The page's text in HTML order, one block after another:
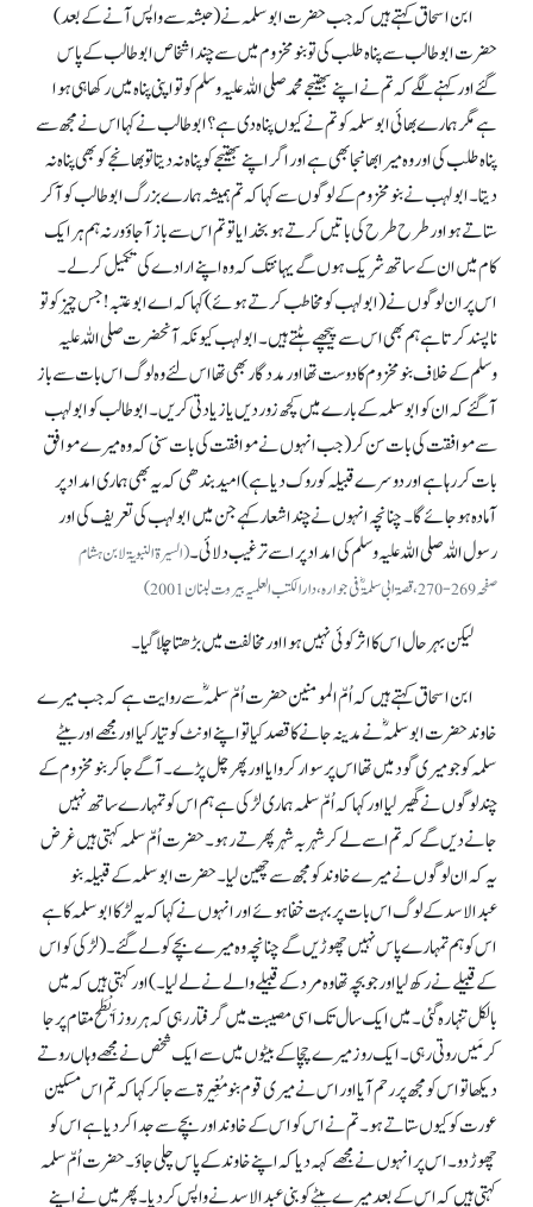
ابن اسحاق کہتے ہیں کہ جب حضرت ابوسلمہ نے (حبشہ سے واپس آنے کے بعد)
حضرت ابوطالب سے پناہ طلب کی تو بنو مخزوم میں سے چند اشخاص ابوطالب کے پاس
گئے اور کہنے لگے کہ تم نے اپنے بھتیجے محمد صلی اللہ علیہ وسلم کو تو اپنی پناہ میں رکھا ہی ہوا
ہے مگر ہمارے بھائی ابوسلمہ کو تم نے کیوں پناہ دی ہے؟ ابوطالب نے کہا اس نے مجھ سے
پناہ طلب کی اور وہ میرا بھانجا بھی ہے اور اگر اپنے بھتیجے کو پناہ نہ دیتا تو بھانجے کو بھی پناہ نہ
دیتا۔ ابولہب نے بنو مخزوم کے لوگوں سے کہا کہ تم ہمیشہ ہمارے بزرگ ابوطالب کو آ کر
ستاتے ہو اور طرح طرح کی باتیں کرتے ہو بخدا یا تو تم اس سے باز آ جاؤ ورنہ ہم ہر ایک
کام میں ان کے ساتھ شریک ہوں گے یہانتک کہ وہ اپنے ارادے کی تکمیل کر لے۔
اس پر ان لوگوں نے (ابولہب کو مخاطب کرتے ہوئے) کہا کہ اے ابوعتبہ! جس چیز کو تو
ناپسند کرتا ہے ہم بھی اس سے پیچھے ہٹتے ہیں۔ ابولہب کیونکہ آنحضرت صلی اللہ علیہ
وسلم کے خلاف بنو مخزوم کا دوست تھا اور مددگار بھی تھا اس لئے وہ لوگ اس بات سے باز
آ گئے کہ ان کو ابوسلمہ کے بارے میں کچھ زور دیں یا زیادتی کریں۔ ابوطالب کو ابو لہب
سے موافقت کی بات سن کر (جب انہوں نے موافقت کی بات سنی کہ وہ میرے موافق
بات کر رہا ہے اور دوسرے قبیلہ کو روک دیا ہے) امید بندھی کہ یہ بھی ہماری امداد پر
آمادہ ہو جائے گا۔ چنانچہ انہوں نے چند اشعار کہے جن میں ابولہب کی تعریف کی اور
رسول اللہ صلی اللہ علیہ وسلم کی امداد پر اسے ترغیب دلائی۔(السیرۃ النبویۃ لابن ہشام
صفحہ 269-270، قصۃابی سلمۃؓ فی جوارہ، دارالکتب العلمیہ بیروت لبنان2001)
لیکن بہرحال اس کا اثر کوئی نہیں ہوا اور مخالفت میں بڑھتا چلا گیا۔
ابن اسحاق کہتے ہیں کہ اُمّ المومنین حضرت اُمّ سلمہؓ سے روایت ہے کہ جب میرے
خاوند حضرت ابوسلمہؓ نے مدینہ جانے کا قصد کیا تو اپنے اونٹ کو تیار کیا اور مجھے اور بیٹے
سلمہ کو جو میری گود میں تھا اس پر سوار کروایا اور پھر چل پڑے۔ آگے جا کر بنو مخزوم کے
چند لوگوں نے گھیر لیا اور کہا کہ اُمّ سلمہ ہماری لڑکی ہے ہم اس کو تمہارے ساتھ نہیں
جانے دیں گے کہ تم اسے لے کر شہر بہ شہر پھرتے رہو۔ حضرت اُمّ سلمہ کہتی ہیں غرض
یہ کہ ان لوگوں نے میرے خاوند کو مجھ سے چھین لیا۔ حضرت ابو سلمہ کے قبیلہ بنو
عبدالاسد کے لوگ اس بات پر بہت خفا ہوئے اور انہوں نے کہا کہ یہ لڑکا ابوسلمہ کا ہے
اس کو ہم تمہارے پاس نہیں چھوڑیں گے چنانچہ وہ میرے بچے کو لے گئے۔ (لڑکی کو اس
کے قبیلے نے رکھ لیا اور جو بچہ تھا وہ مردکے قبیلے والے نے لے لیا۔) اور کہتی ہیں کہ میں
بالکل تنہا رہ گئی۔ میں ایک سال تک اسی مصیبت میں گرفتار رہی کہ ہر روز اَبْطَح مقام پر جا
کر مَیں روتی رہی۔ ایک روز میرے چچا کے بیٹوں میں سے ایک شخص نے مجھے وہاں روتے
دیکھا تو اس کو مجھ پر رحم آیا اور اس نے میری قوم بنو مُغِیرۃ سے جا کر کہا کہ تم اس مسکین
عورت کو کیوں ستاتے ہو۔ تم نے اس کو اس کے خاوند اور بچے سے جدا کر دیا ہے اس کو
چھوڑ دو۔ اس پر انہوں نے مجھے کہہ دیا کہ اپنے خاوند کے پاس چلی جاؤ۔ حضرت اُمّ سلمہ
کہتی ہیں کہ اس کے بعد میرے بیٹے کو بنی عبدالاسدنے واپس کر دیا۔ پھر میں نے اپنے